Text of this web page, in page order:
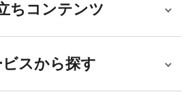
ちコンテンツ
スから探す